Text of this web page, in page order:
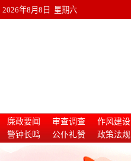
2026年8月8日 星期六
廉政要闻 审查调查 作风建设
警钟长鸣 公仆礼赞 政策法规